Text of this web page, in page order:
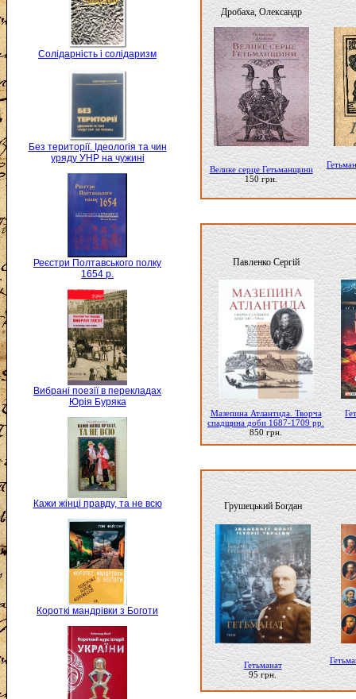
Солідарність і солідаризм
Без території. Ідеологія та чин
уряду УНР на чужині
Реєстри Полтавського полку
1654 р.
Вибрані поезії в перекладах
Юрія Буряка
Кажи жінці правду, та не всю
Короткі мандрівки з Боготи
Дробаха, Олександр
Велике серце Гетьманщини
150 грн.
Павленко Сергій
Мазепина Атлантида. Творча
спадщина доби 1687-1709 рр.
850 грн.
Грушецький Богдан
Гетьманат
95 грн.